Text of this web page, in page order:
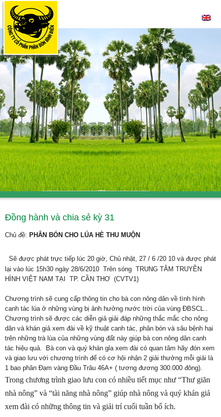
Đồng hành và chia sẻ kỳ 31
Chủ đề: PHÂN BÓN CHO LÚA HÈ THU MUỘN
Sẽ được phát trực tiếp lúc 20 giờ, Chủ nhật, 27 / 6 /20 10 và được phát
lại vào lúc 15h30 ngày 28/6/2010 Trên sóng TRUNG TÂM TRUYỀN
HÌNH VIỆT NAM TẠI TP. CẦN THƠ (CVTV1)
Chương trình sẽ cung cấp thông tin cho bà con nông dân về tình hình
canh tác lúa ở những vùng bị ảnh hưởng nước trời của vùng ĐBSCL..
Chương trình sẽ được các diễn giả giải đáp những thắc mắc cho nông
dân và khán giả xem đài về kỹ thuật canh tác, phân bón và sâu bệnh hại
trên những trà lùa của những vùng đất này giúp bà con nông dân canh
tác hiệu quả. Bà con và quý khán gỉa xem đài có quan tâm hãy đón xem
và giao lưu với chương trình để có cơ hội nhận 2 giải thưởng mỗi giải là
1 bao phân Đạm vàng Đầu Trâu 46A+ ( tương đương 300.000 đông).
Trong chương trình giao lưu con có nhiều tiết mục như “Thư giãn
nhà nông” và “tài năng nhà nông” giúp nhà nông và quý khán giả
xem đài có những thông tin và giải trí cuối tuần bổ ích.